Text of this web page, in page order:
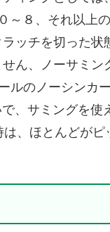
～８、それ以上
ッチを切った
ん、ノーサミ
ルのノーシンカ
、サミングを
、ほとんどがピ